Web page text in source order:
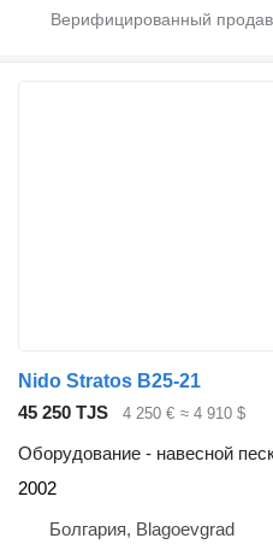
Nido Stratos B25-21
45 250 TJS
4 250 € ≈ 4 910 $
Оборудование - навесной
2002
Болгария, Blagoevgrad